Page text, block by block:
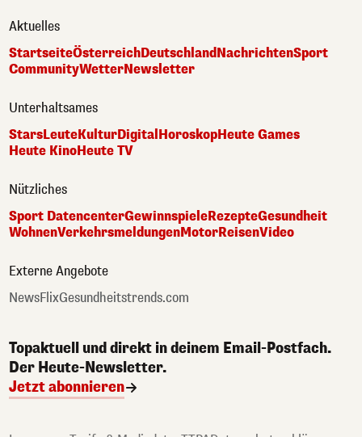
Aktuelles
StartseiteÖsterreichDeutschlandNachrichtenSport
CommunityWetterNewsletter
Unterhaltsames
StarsLeuteKulturDigital HoroskopHeute Games
Heute KinoHeute TV
Nützliches
Sport DatencenterGewinnspieleRezepteGesundheit
WohnenVerkehrsmeldungenMotorReisenVideo
Externe Angebote
NewsFlixGesundheitstrends.com
Topaktuell und direkt in deinem Email-Postfach.
Der Heute-Newsletter.
Jetzt abonnieren